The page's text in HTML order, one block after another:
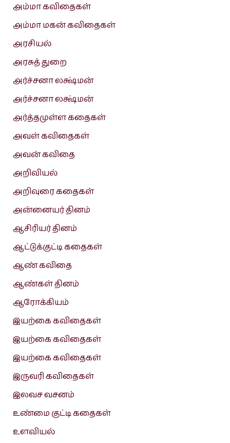
அம்மா கவிதைகள்
அம்மா மகன் கவிதைகள்
அரசியல்
அரசுத் துறை
அர்ச்சனா லக்ஷ்மன்
அர்ச்சனா லக்ஷ்மன்
அர்த்தமுள்ள கதைகள்
அவள் கவிதைகள்
அவன் கவிதை
அறிவியல்
அறிவுரை கதைகள்
அன்னையர் தினம்
ஆசிரியர் தினம்
ஆட்டுக்குட்டி கதைகள்
ஆண் கவிதை
ஆண்கள் தினம்
ஆரோக்கியம்
இயற்கை கவிதைகள்
இயற்கை கவிதைகள்
இயற்கை கவிதைகள்
இருவரி கவிதைகள்
இலவச வசனம்
உண்மை குட்டி கதைகள்
உளவியல்